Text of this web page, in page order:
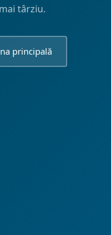
târziu.
principală